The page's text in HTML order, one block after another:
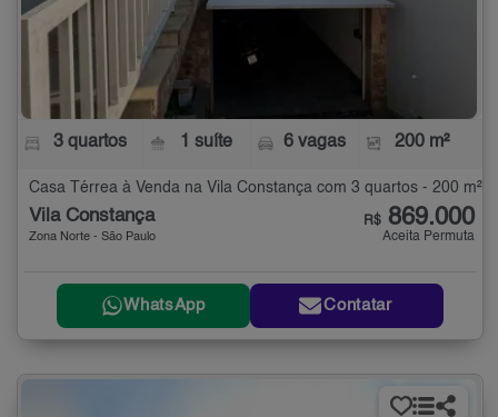
3 quartos 1 suíte 6 vagas 200 m²
Casa Térrea à Venda na Vila Constança com 3 quartos - 200 m²
Vila Constança
Zona Norte - São Paulo
R$ 869.000
Aceita Permuta
WhatsApp Contatar